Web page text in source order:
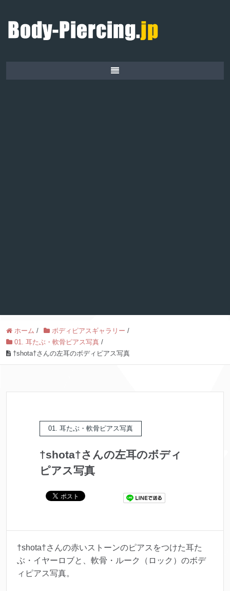
ホーム / ボディピアスギャラリー /
01. 耳たぶ・軟骨ピアス写真 /
†shota†さんの左耳のボディピアス写真
01. 耳たぶ・軟骨ピアス写真
†shota†さんの左耳のボディ
ピアス写真
†shota†さんの赤いストーンのピアスをつけた耳た
ぶ・イヤーロブと、軟骨・ルーク（ロック）のボデ
ィピアス写真。